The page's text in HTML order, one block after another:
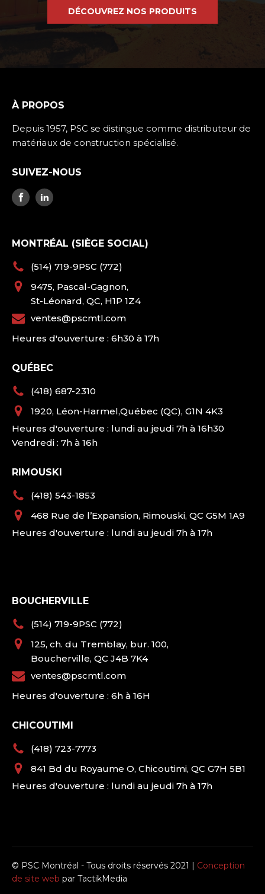
DÉCOUVREZ NOS PRODUITS
À PROPOS
Depuis 1957, PSC se distingue comme distributeur de
matériaux de construction spécialisé.
SUIVEZ-NOUS
MONTRÉAL (SIÈGE SOCIAL)
(514) 719-9PSC (772)
9475, Pascal-Gagnon,
St-Léonard, QC, H1P 1Z4
ventes@pscmtl.com
Heures d'ouverture : 6h30 à 17h
QUÉBEC
(418) 687-2310
1920, Léon-Harmel,Québec (QC), G1N 4K3
Heures d'ouverture : lundi au jeudi 7h à 16h30
Vendredi : 7h à 16h
RIMOUSKI
(418) 543-1853
468 Rue de l’Expansion, Rimouski, QC G5M 1A9
Heures d'ouverture : lundi au jeudi 7h à 17h
BOUCHERVILLE
(514) 719-9PSC (772)
125, ch. du Tremblay, bur. 100,
Boucherville, QC J4B 7K4
ventes@pscmtl.com
Heures d'ouverture : 6h à 16H
CHICOUTIMI
(418) 723-7773
841 Bd du Royaume O, Chicoutimi, QC G7H 5B1
Heures d'ouverture : lundi au jeudi 7h à 17h
© PSC Montréal - Tous droits réservés 2021 | Conception
de site web par TactikMedia